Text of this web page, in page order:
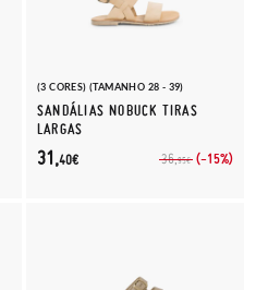
(3 CORES) (TAMANHO 28 - 39)
SANDÁLIAS NOBUCK TIRAS
LARGAS
36,95€ (-15%)
31,40€